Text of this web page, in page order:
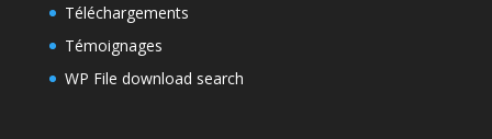
Téléchargements
Témoignages
WP File download search